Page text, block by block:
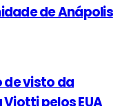
de Anápolis
de visto da